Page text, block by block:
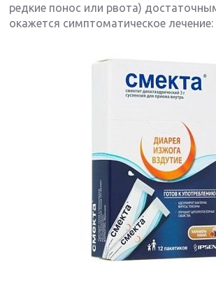
редкие понос или рвота)
окажется симптоматическое лечение: